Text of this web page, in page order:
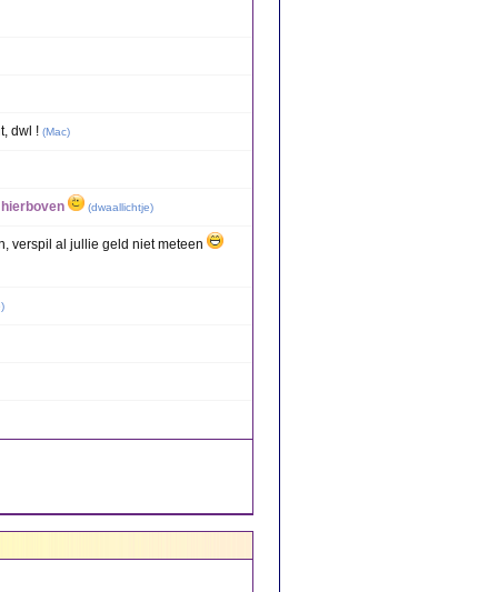
dwl ! (Mac)
(dwaallichtje)
verspil al jullie geld niet meteen
)